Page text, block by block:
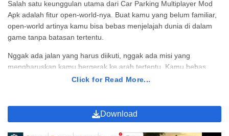
Salah satu keunggulan utama dari Car Parking Multiplayer Mod
Apk adalah fitur open-world-nya. Buat kamu yang belum familiar,
open-world artinya kamu bisa bebas menjelajah dunia di dalam
game tanpa batasan tertentu.
Nggak ada jalan yang harus diikuti, nggak ada misi yang
mengharuskan kamu bergerak ke arah tertentu. Kamu bebas
berkeliaran sesuka hati, kayak dunia nyata tapi dalam versi
Di dalam open-world ini, kamu bisa melakukan banyak hal selain
parkir mobil. Mau sekadar jalan-jalan, mengunjungi pompa
Click for Read More...
Download